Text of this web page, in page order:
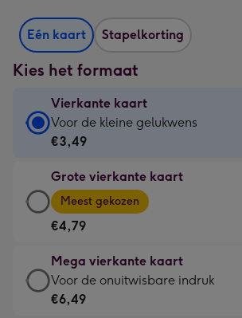
Eén kaart Stapelkorting
Kies het formaat
Vierkante kaart
Vierkante
kaart
€3,49
-
Voor
kleine
gelukwens
-
Voor de kleine gelukwens
€3,49
Grote vierkante kaart
Grote
vierkante
kaart
-
€4,79
-
Meest
Meest gekozen
€4,79
Mega vierkante kaart
Mega
vierkante
Voor de onuitwisbare indruk
€6,49